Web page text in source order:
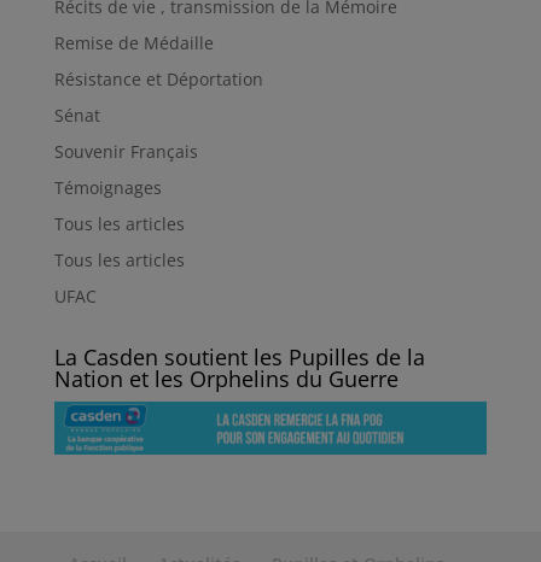
Récits de vie , transmission de la Mémoire
Remise de Médaille
Résistance et Déportation
Sénat
Souvenir Français
Témoignages
Tous les articles
Tous les articles
UFAC
La Casden soutient les Pupilles de la
Nation et les Orphelins du Guerre